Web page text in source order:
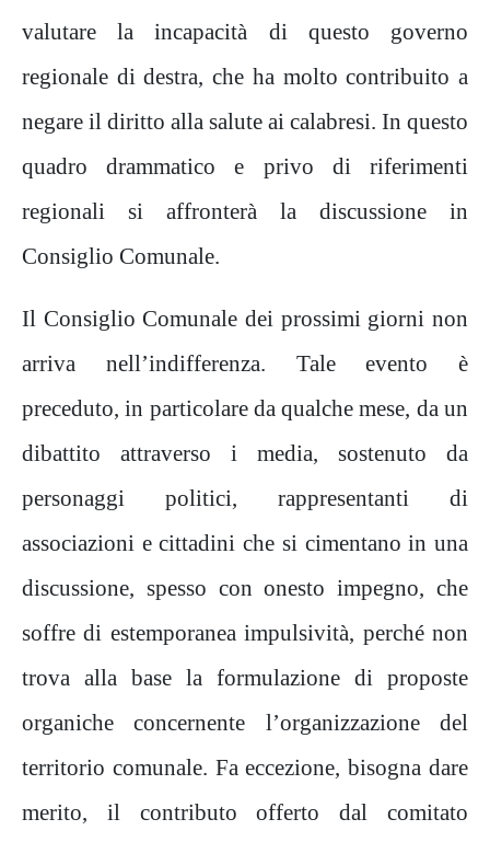
valutare la incapacità di questo governo
regionale di destra, che ha molto contribuito a
negare il diritto alla salute ai calabresi. In questo
quadro drammatico e privo di riferimenti
regionali si affronterà la discussione in
Consiglio Comunale.
Il Consiglio Comunale dei prossimi giorni non
arriva nell’indifferenza. Tale evento è
preceduto, in particolare da qualche mese, da un
dibattito attraverso i media, sostenuto da
personaggi politici, rappresentanti di
associazioni e cittadini che si cimentano in una
discussione, spesso con onesto impegno, che
soffre di estemporanea impulsività, perché non
trova alla base la formulazione di proposte
organiche concernente l’organizzazione del
territorio comunale. Fa eccezione, bisogna dare
merito, il contributo offerto dal comitato